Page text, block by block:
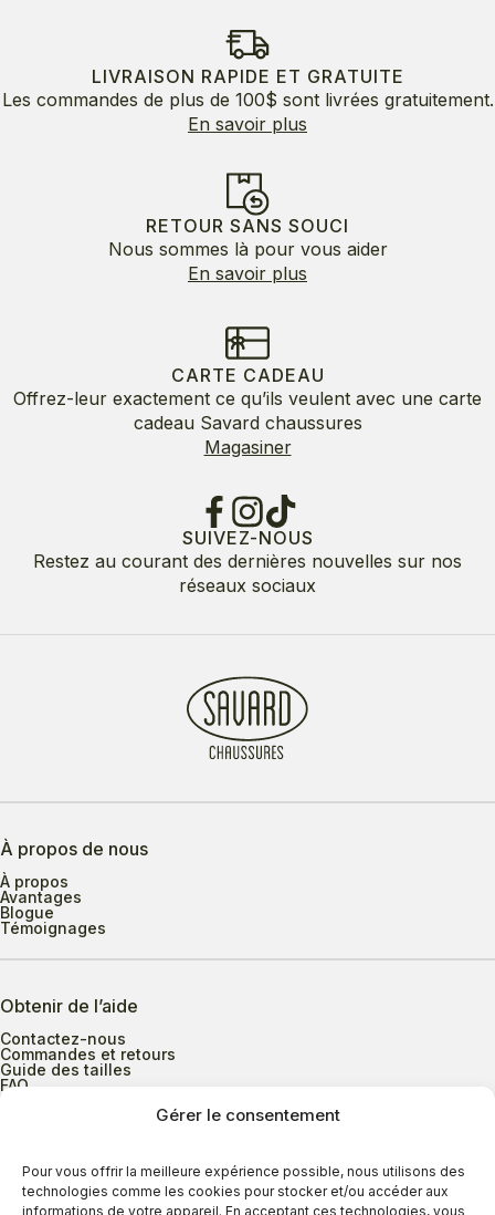
Gérer le consentement
Pour vous offrir la meilleure expérience possible, nous utilisons des
technologies comme les cookies pour stocker et/ou accéder aux
informations de votre appareil. En acceptant ces technologies, vous
LIVRAISON RAPIDE ET GRATUITE
Les commandes de plus de 100$ sont livrées gratuitement.
En savoir plus
RETOUR SANS SOUCI
Nous sommes là pour vous aider
En savoir plus
CARTE CADEAU
Offrez-leur exactement ce qu’ils veulent avec une carte
cadeau Savard chaussures
Magasiner
SUIVEZ-NOUS
Restez au courant des dernières nouvelles sur nos
réseaux sociaux
À propos de nous
À propos
Avantages
Blogue
Témoignages
Obtenir de l’aide
Contactez-nous
Commandes et retours
Guide des tailles
FAQ
Heures d’ouverture